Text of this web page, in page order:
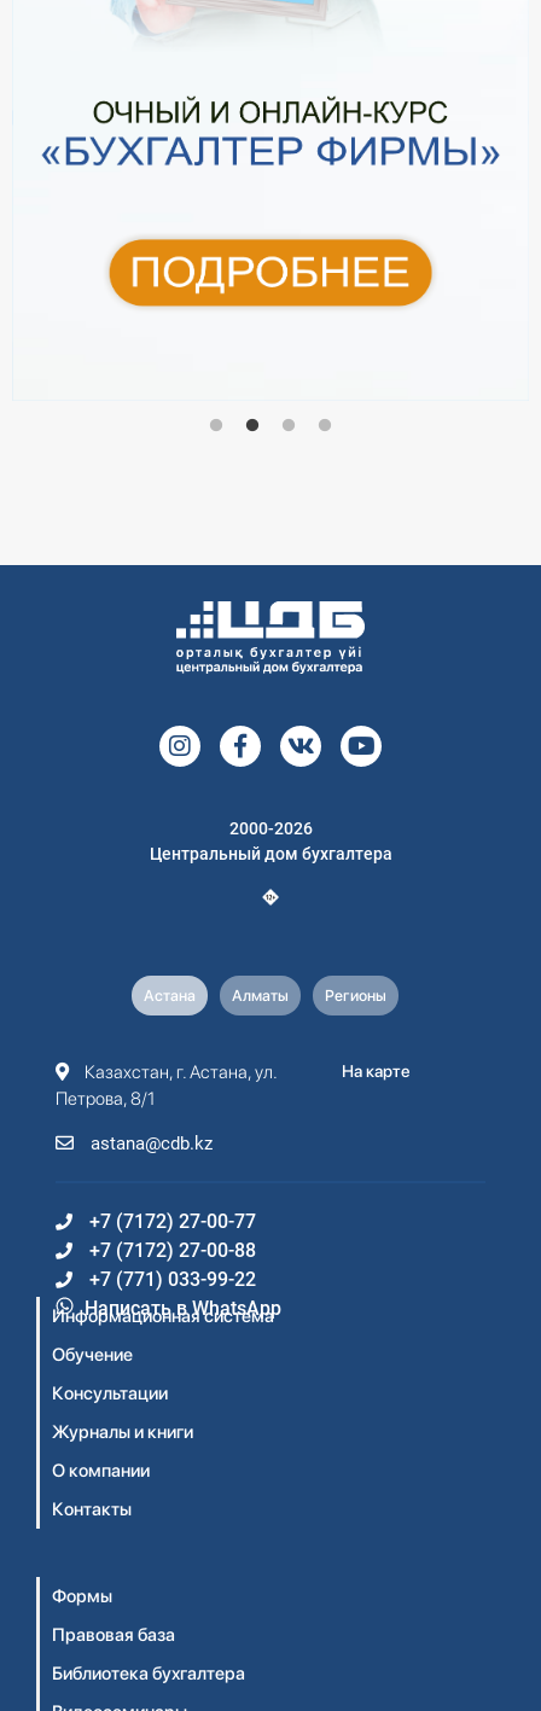
2000-2026
Центральный дом бухгалтера
Астана Алматы Регионы
Казахстан, г. Астана, ул.
Петрова, 8/1
astana@cdb.kz
На карте
+7 (7172) 27-00-77
+7 (7172) 27-00-88
+7 (771) 033-99-22
Написать в WhatsApp
Информационная система
Обучение
Консультации
Журналы и книги
О компании
Контакты
Формы
Правовая база
Библиотека бухгалтера